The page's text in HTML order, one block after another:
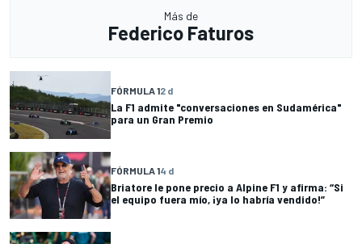
Más de
Federico Faturos
FÓRMULA 12 d
La F1 admite "conversaciones en Sudamérica"
para un Gran Premio
FÓRMULA 14 d
Briatore le pone precio a Alpine F1 y afirma: “Si
el equipo fuera mío, ¡ya lo habría vendido!”